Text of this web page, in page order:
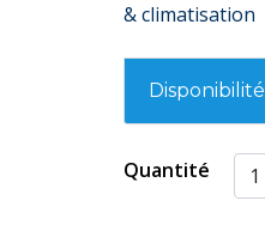
& climatisation
Disponibilité
Quantité